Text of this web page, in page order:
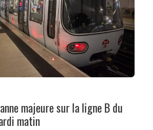
majeure sur la ligne B du
matin